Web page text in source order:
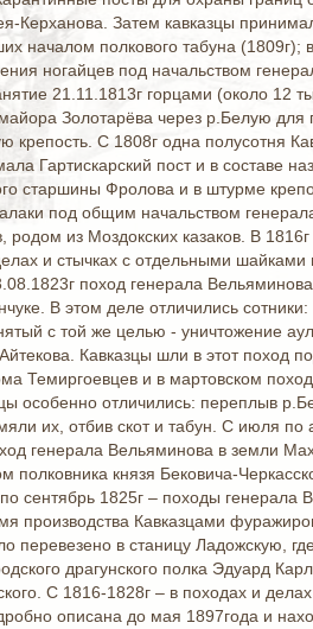
Керханова. Затем кавказцы
началом полкового табуна
ногайцев под начальством
21.11.1813г горцами (около 12
Золотарёва через р.Белую
крепость. С 1808г одна полусотня
Гартискарский пост и в составе
старшины Фролова и в штурме
под общим начальством
из Моздокских казаков. В
и стычках с отдельными
поход генерала
В этом деле отличились
с той же целью - уничтожение
Кавказцы шли в этот
Темиргоевцев и в мартовском
особенно отличились: переплыв
их, отбив скот и табун. С июля по
генерала Вельяминова в земли
князя Бековича-
1825г – походы генерала
производства Кавказцами
в станицу Ладожскую,
драгунского полка Эдуард
С 1816-1828г – в походах и
описана до мая 1897года и